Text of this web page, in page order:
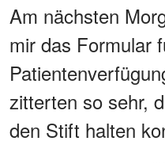
Am nächsten
mir das Formular
zitterten so sehr,
den Stift halten